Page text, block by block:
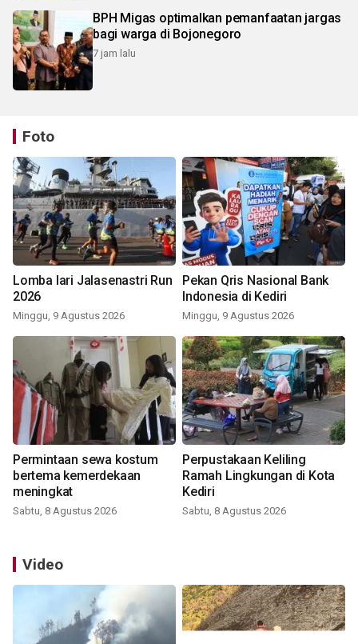
BPH Migas optimalkan pemanfaatan jargas
bagi warga di Bojonegoro
7 jam lalu
Foto
Lomba lari Jalasenastri Run
2026
Minggu, 9 Agustus 2026
Pekan Qris Nasional Bank
Indonesia di Kediri
Minggu, 9 Agustus 2026
Permintaan sewa kostum
bertema kemerdekaan
meningkat
Sabtu, 8 Agustus 2026
Perpustakaan Keliling
Ramah Lingkungan di Kota
Kediri
Sabtu, 8 Agustus 2026
Video